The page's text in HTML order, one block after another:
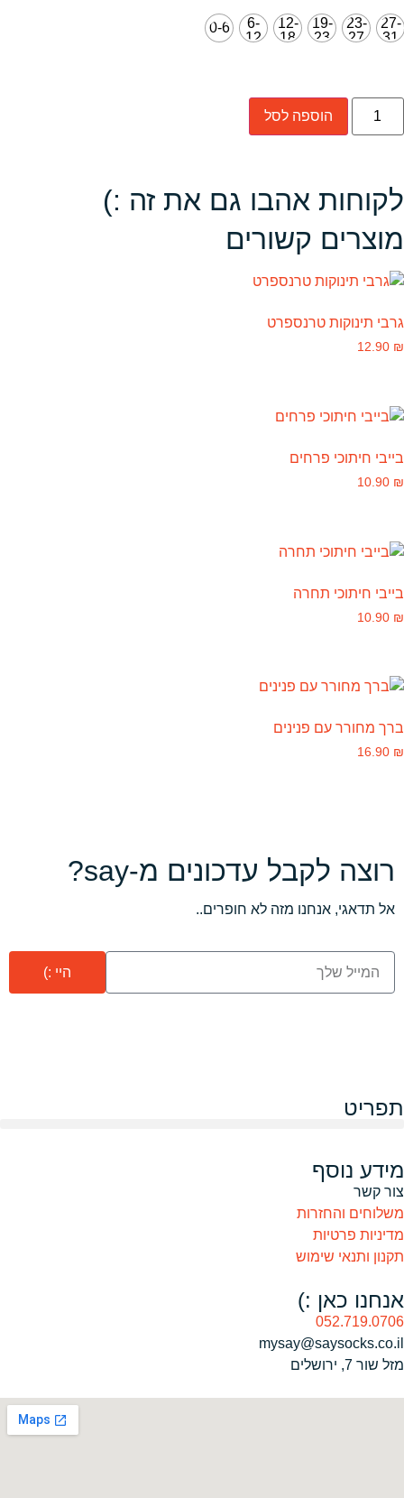
27-
31
23-
27
19-
23
12-
18
6-
12
0-6
הוספה לסל
לקוחות אהבו גם את זה :)
מוצרים קשורים
גרבי תינוקות טרנספרט
12.90 ₪
בייבי חיתוכי פרחים
10.90 ₪
בייבי חיתוכי תחרה
10.90 ₪
ברך מחורר עם פנינים
16.90 ₪
רוצה לקבל עדכונים מ-say?
אל תדאגי, אנחנו מזה לא חופרים..
היי :)
תפריט
מידע נוסף
צור קשר
משלוחים והחזרות
מדיניות פרטיות
תקנון ותנאי שימוש
אנחנו כאן :)
052.719.0706
mysay@saysocks.co.il‏
מזל שור 7, ירושלים